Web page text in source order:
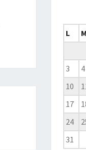
L
M
3
4
10
17
24
31